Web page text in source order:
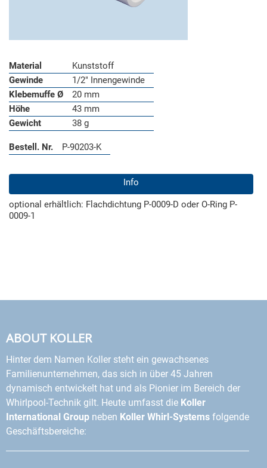
Material
Kunststoff
Gewinde
1/2" Innengewinde
Klebemuffe Ø
20 mm
Höhe
43 mm
Gewicht
38 g
Bestell. Nr. P-90203-K
Info
optional erhältlich: Flachdichtung P-0009-D oder O-Ring P-
0009-1
ABOUT KOLLER
Hinter dem Namen Koller steht ein gewachsenes
Familienunternehmen, das sich in über 45 Jahren
dynamisch entwickelt hat und als Pionier im Bereich der
Whirlpool-Technik gilt. Heute umfasst die Koller
International Group neben Koller Whirl-Systems folgende
Geschäftsbereiche: